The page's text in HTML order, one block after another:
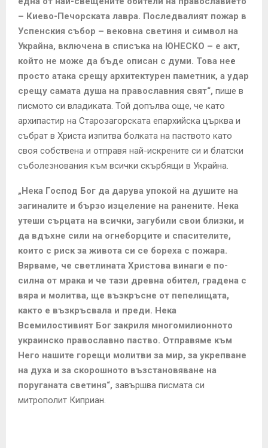
– Киево-Печорската лавра. Последвалият пожар в
Успенския събор – вековна светиня и символ на
Украйна, включена в списъка на ЮНЕСКО – е акт,
който не може да бъде описан с думи. Това нее
просто атака срещу архитектурен паметник, а удар
срещу самата душа на православния свят“, пише в
писмото си владиката. Той допълва още, че като
архипастир на Старозагорската епархийска църква и
събрат в Христа изпитва болката на паството като
своя собствена и отправя най-искрените си и блатски
съболезнования към всички скърбящи в Украйна.
„Нека Господ Бог да дарува упокой на душите на
загиналите и бързо изцеление на ранените. Нека
утеши сърцата на всички, загубили свои близки, и
да вдъхне сили на огнеборците и спасителите,
които с риск за живота си се бореха с пожара.
Вярваме, че светлината Христова винаги е по-
силна от мрака и че тази древна обител, градена с
вяра и молитва, ще възкръсне от пепелищата,
както е възкръсвала и преди. Нека
Всемилостивият Бог закриля многомилионното
украинско православно паство. Отправяме към
Него нашите горещи молитви за мир, за укрепване
на духа и за скорошното възстановяване на
поруганата светиня“, завършва писмата си
митрополит Киприан.